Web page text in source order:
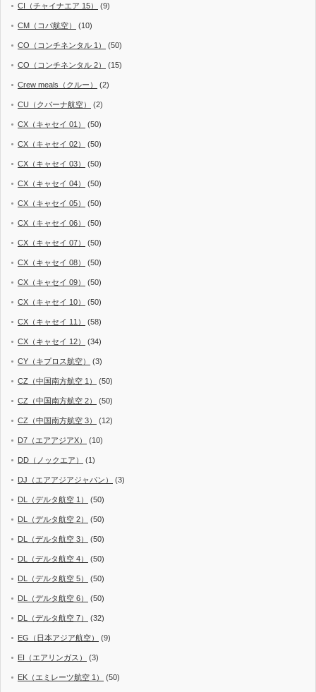
CI（チャイナエア 15） (9)
CM（コパ航空） (10)
CO（コンチネンタル 1） (50)
CO（コンチネンタル 2） (15)
Crew meals（クルー） (2)
CU（クバーナ航空） (2)
CX（キャセイ 01） (50)
CX（キャセイ 02） (50)
CX（キャセイ 03） (50)
CX（キャセイ 04） (50)
CX（キャセイ 05） (50)
CX（キャセイ 06） (50)
CX（キャセイ 07） (50)
CX（キャセイ 08） (50)
CX（キャセイ 09） (50)
CX（キャセイ 10） (50)
CX（キャセイ 11） (58)
CX（キャセイ 12） (34)
CY（キプロス航空） (3)
CZ（中国南方航空 1） (50)
CZ（中国南方航空 2） (50)
CZ（中国南方航空 3） (12)
D7（エアアジアX） (10)
DD（ノックエア） (1)
DJ（エアアジアジャパン） (3)
DL（デルタ航空 1） (50)
DL（デルタ航空 2） (50)
DL（デルタ航空 3） (50)
DL（デルタ航空 4） (50)
DL（デルタ航空 5） (50)
DL（デルタ航空 6） (50)
DL（デルタ航空 7） (32)
EG（日本アジア航空） (9)
EI（エアリンガス） (3)
EK（エミレーツ航空 1） (50)